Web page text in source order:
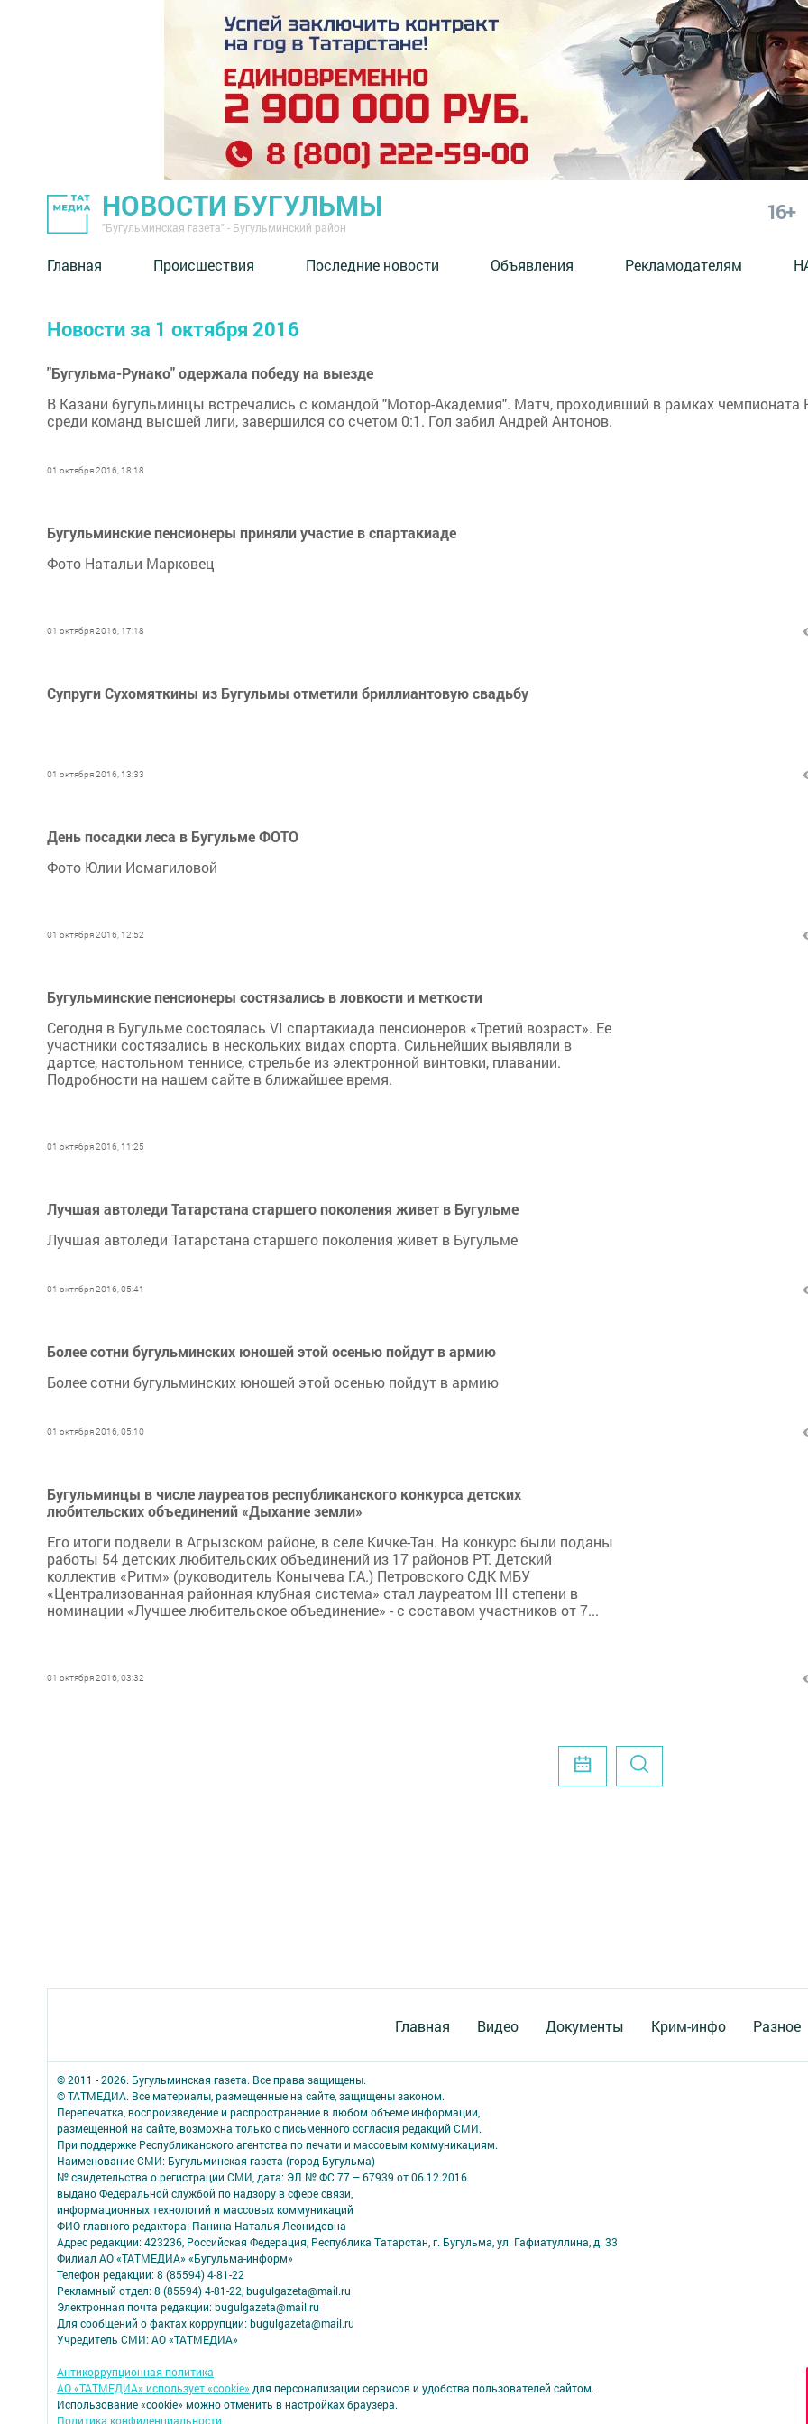
НОВОСТИ БУГУЛЬМЫ
"Бугульминская газета" - Бугульминский район
16+
Главная Происшествия Последние новости Объявления Рекламодателям
Новости за 1 октября 2016
"Бугульма-Рунако" одержала победу на выезде
В Казани бугульминцы встречались с командой "Мотор-Академия". Матч, проходивший в рамках чемпионата
среди команд высшей лиги, завершился со счетом 0:1. Гол забил Андрей Антонов.
01 октября 2016, 18:18
Бугульминские пенсионеры приняли участие в спартакиаде
Фото Натальи Марковец
01 октября 2016, 17:18
Супруги Сухомяткины из Бугульмы отметили бриллиантовую свадьбу
01 октября 2016, 13:33
День посадки леса в Бугульме ФОТО
Фото Юлии Исмагиловой
01 октября 2016, 12:52
Бугульминские пенсионеры состязались в ловкости и меткости
Сегодня в Бугульме состоялась VI спартакиада пенсионеров «Третий возраст». Ее
участники состязались в нескольких видах спорта. Сильнейших выявляли в
дартсе, настольном теннисе, стрельбе из электронной винтовки, плавании.
Подробности на нашем сайте в ближайшее время.
01 октября 2016, 11:25
Лучшая автоледи Татарстана старшего поколения живет в Бугульме
Лучшая автоледи Татарстана старшего поколения живет в Бугульме
01 октября 2016, 05:41
Более сотни бугульминских юношей этой осенью пойдут в армию
Более сотни бугульминских юношей этой осенью пойдут в армию
01 октября 2016, 05:10
Бугульминцы в числе лауреатов республиканского конкурса детских
любительских объединений «Дыхание земли»
Его итоги подвели в Агрызском районе, в селе Кичке-Тан. На конкурс были поданы
работы 54 детских любительских объединений из 17 районов РТ. Детский
коллектив «Ритм» (руководитель Конычева Г.А.) Петровского СДК МБУ
«Централизованная районная клубная система» стал лауреатом III степени в
номинации «Лучшее любительское объединение» - с составом участников от 7...
01 октября 2016, 03:32
Главная Видео Документы Крим-инфо Разное
© 2011 - 2026. Бугульминская газета. Все права защищены.
© ТАТМЕДИА. Все материалы, размещенные на сайте, защищены законом.
Перепечатка, воспроизведение и распространение в любом объеме информации,
размещенной на сайте, возможна только с письменного согласия редакций СМИ.
При поддержке Республиканского агентства по печати и массовым коммуникациям.
Наименование СМИ: Бугульминская газета (город Бугульма)
№ свидетельства о регистрации СМИ, дата: ЭЛ № ФС 77 – 67939 от 06.12.2016
выдано Федеральной службой по надзору в сфере связи,
информационных технологий и массовых коммуникаций
ФИО главного редактора: Панина Наталья Леонидовна
Адрес редакции: 423236, Российская Федерация, Республика Татарстан, г. Бугульма, ул. Гафиатуллина, д. 33
Филиал АО «ТАТМЕДИА» «Бугульма-информ»
Телефон редакции: 8 (85594) 4-81-22
Рекламный отдел: 8 (85594) 4-81-22, bugulgazeta@mail.ru
Электронная почта редакции: bugulgazeta@mail.ru
Для сообщений о фактах коррупции: bugulgazeta@mail.ru
Учредитель СМИ: АО «ТАТМЕДИА»
Антикоррупционная политика
АО «ТАТМЕДИА» использует «cookie» для персонализации сервисов и удобства пользователей сайтом.
Использование «cookie» можно отменить в настройках браузера.
Политика конфиденциальности